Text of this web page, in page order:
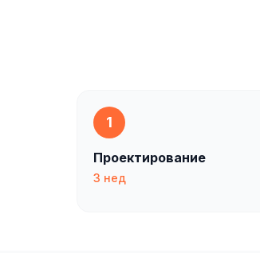
1
Проектирование
3 нед